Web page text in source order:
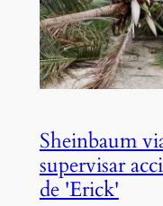
Sheinbaum
supervisar
de 'Erick'